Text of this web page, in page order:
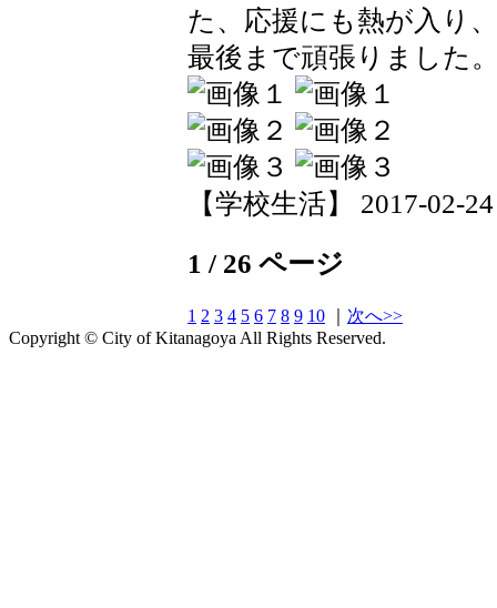
た、応援にも熱が入り
最後まで頑張りました
【学校生活】 2017-02-
1 / 26 ページ
1 2 3 4 5 6 7 8 9 10
次へ>>
Copyright © City of Kitanagoya All Rights Reserved.